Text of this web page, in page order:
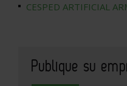
CESPED ARTIFICIAL
Publique su